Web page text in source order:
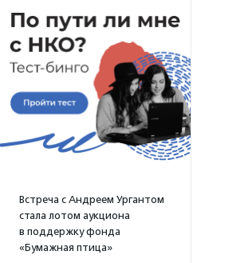
Встреча с Андреем Ургантом
стала лотом аукциона
в поддержку фонда
«Бумажная птица»